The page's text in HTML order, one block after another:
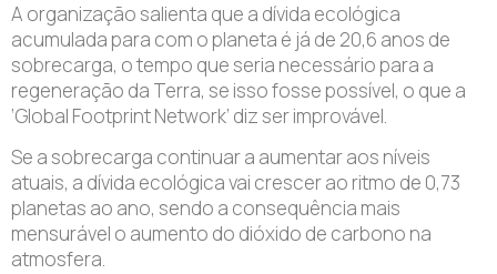
A organização salienta que a dívida ecológica
acumulada para com o planeta é já de 20,6 anos de
sobrecarga, o tempo que seria necessário para a
regeneração da Terra, se isso fosse possível, o que a
‘Global Footprint Network’ diz ser improvável.
Se a sobrecarga continuar a aumentar aos níveis
atuais, a dívida ecológica vai crescer ao ritmo de 0,73
planetas ao ano, sendo a consequência mais
mensurável o aumento do dióxido de carbono na
atmosfera.